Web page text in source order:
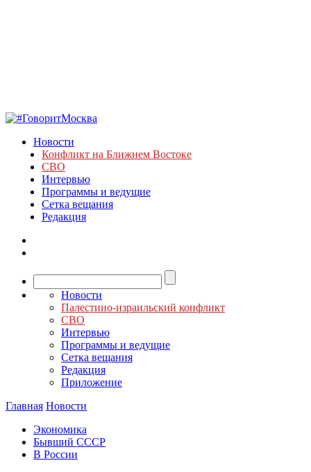
Новости
Конфликт на Ближнем Востоке
СВО
Интервью
Программы и ведущие
Сетка вещания
Редакция
Новости
Палестино-израильский конфликт
СВО
Интервью
Программы и ведущие
Сетка вещания
Редакция
Приложение
Главная Новости
Экономика
Бывший СССР
В России